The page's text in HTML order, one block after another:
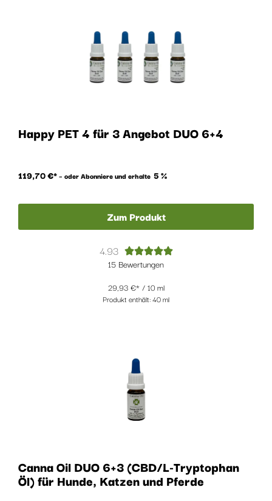
Happy PET 4 für 3 Angebot DUO 6+4
119,70€ – oder Abonniere und erhalte 5 %
Zum Produkt
4.93 
15 Bewertungen
29,93 € / 10 ml
Produkt enthält: 40ml
Canna Oil DUO 6+3 (CBD/L-Tryptophan
Öl) für Hunde, Katzen und Pferde